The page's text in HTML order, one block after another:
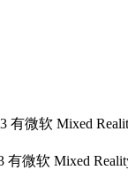
有微软 Mixed